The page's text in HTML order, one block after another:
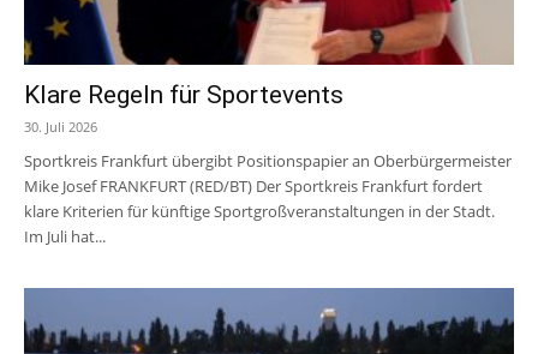
Klare Regeln für Sportevents
30. Juli 2026
Sportkreis Frankfurt übergibt Positionspapier an Oberbürgermeister
Mike Josef FRANKFURT (RED/BT) Der Sportkreis Frankfurt fordert
klare Kriterien für künftige Sportgroßveranstaltungen in der Stadt.
Im Juli hat...